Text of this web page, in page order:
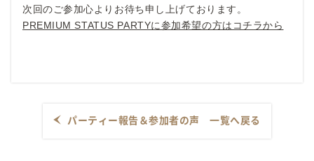
次回のご参加心よりお待ち申し上げております。
PREMIUM STATUS PARTYに参加希望の方はコチラから
パーティー報告＆参加者の声 一覧へ戻る